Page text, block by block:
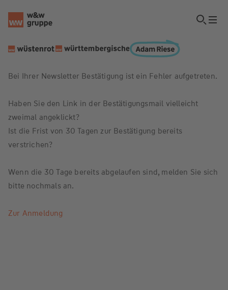
Bei Ihrer Newsletter Bestätigung ist ein Fehler aufgetreten.
Haben Sie den Link in der Bestätigungsmail vielleicht
zweimal angeklickt?
Ist die Frist von 30 Tagen zur Bestätigung bereits
verstrichen?
Wenn die 30 Tage bereits abgelaufen sind, melden Sie sich
bitte nochmals an.
Zur Anmeldung